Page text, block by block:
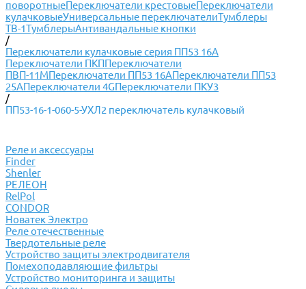
поворотныеПереключатели крестовыеПереключатели
кулачковыеУниверсальные переключателиТумблеры
ТВ-1ТумблерыАнтивандальные кнопки
/
Переключатели кулачковые серия ПП53 16А
Переключатели ПКППереключатели
ПВП-11МПереключатели ПП53 16АПереключатели ПП53
25АПереключатели 4GПереключатели ПКУ3
/
ПП53-16-1-060-5-УХЛ2 переключатель кулачковый
Реле и аксессуары
Finder
Shenler
РЕЛЕОН
RelPol
CONDOR
Новатек Электро
Реле отечественные
Твердотельные реле
Устройство защиты электродвигателя
Помехоподавляющие фильтры
Устройство мониторинга и защиты